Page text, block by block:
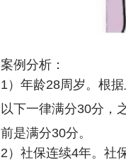
案例分析：
1）年龄28周岁。根
以下一律满分30分，
前是满分30分。
2）社保连续4年。社